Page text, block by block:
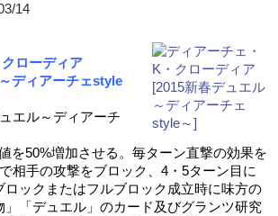
14
ローディア
ディアーチェstyle
エル～ディアーチ
を50%増加させる。毎ターン直撃の効果を
相手の攻撃をブロック、4・5ターン目に
ロックまたはフルブロック成立時に味方の
」「デュエル」のカード及びグランツ研究